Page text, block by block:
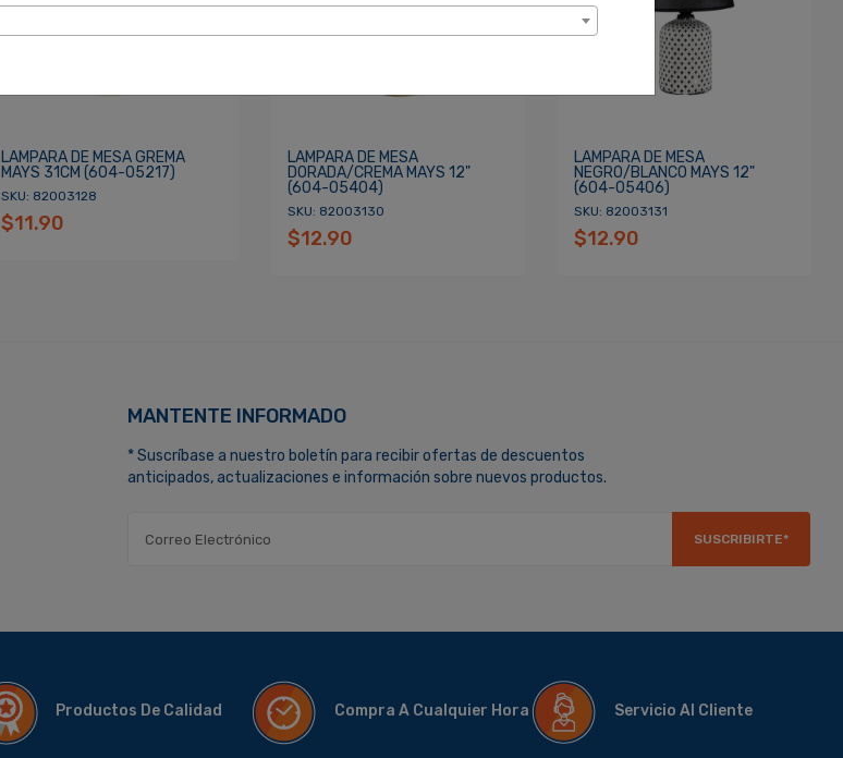
LAMPARA DE MESA GREMA
MAYS 31CM (604-05217)
SKU: 82003128
$11.90
LAMPARA DE MESA
DORADA/CREMA MAYS 12"
(604-05404)
SKU: 82003130
$12.90
LAMPARA DE MESA
NEGRO/BLANCO MAYS 12"
(604-05406)
SKU: 82003131
$12.90
MANTENTE INFORMADO
* Suscríbase a nuestro boletín para recibir ofertas de descuentos
anticipados, actualizaciones e información sobre nuevos productos.
SUSCRIBIRTE*
Productos De Calidad Compra A Cualquier Hora Servicio Al Cliente